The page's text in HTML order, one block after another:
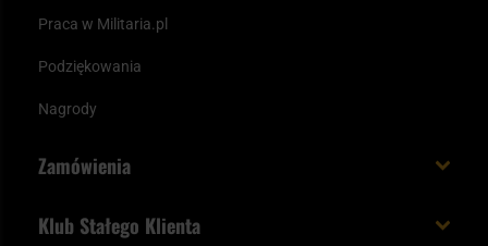
Praca w Militaria.pl
Podziękowania
Nagrody
Zamówienia
Klub Stałego Klienta